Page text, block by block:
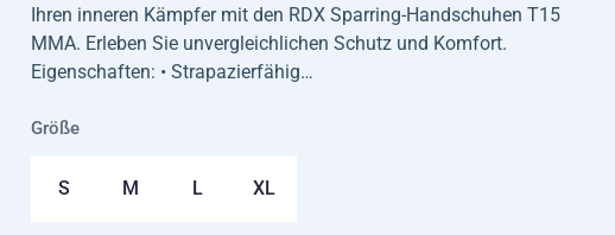
Ihren inneren Kämpfer mit den RDX Sparring-Handschuhen T15
MMA. Erleben Sie unvergleichlichen Schutz und Komfort.
Eigenschaften: • Strapazierfähig…
Größe
S M L XL